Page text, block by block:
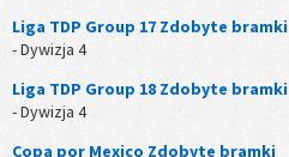
Liga TDP Group 17 Zdobyte bramki
- Dywizja 4
Liga TDP Group 18 Zdobyte bramki
- Dywizja 4
Copa por Mexico Zdobyte bramki